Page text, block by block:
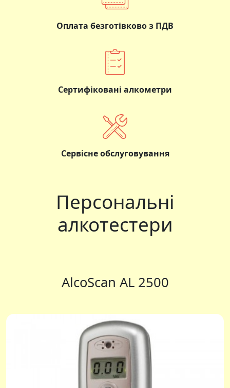
Оплата безготівково з ПДВ
Сертифіковані алкометри
Сервісне обслуговування
Персональні
алкотестери
AlcoScan AL 2500